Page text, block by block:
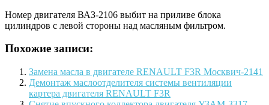
Номер двигателя ВАЗ-2106 выбит на приливе блока
цилиндров с левой стороны над масляным фильтром.
Похожие записи:
Замена масла в двигателе RENAULT F3R Москвич-2141
Демонтаж маслоотделителя системы вентиляции
картера двигателя RENAULT F3R